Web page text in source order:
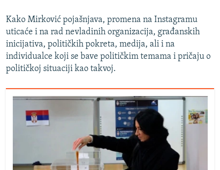
Kako Mirković pojašnjava, promena na Instagramu
uticaće i na rad nevladinih organizacija, građanskih
inicijativa, političkih pokreta, medija, ali i na
individualce koji se bave političkim temama i pričaju o
političkoj situaciji kao takvoj.